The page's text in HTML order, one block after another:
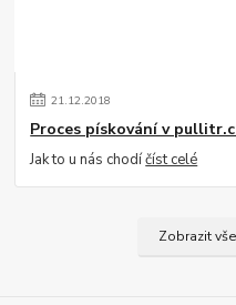
21.12.2018
Proces pískování v
Jak to u nás chodíčíst celé
Zobrazit